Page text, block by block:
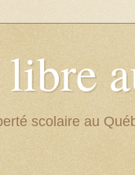
scolaire au